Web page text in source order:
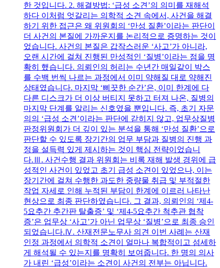
한 것입니다. 2. 해결방법: ‘급성 소견’의 의미를 재해석
하다 이처럼 엇갈리는 의학적 소견 속에서, 사건을 해결
하기 위한 접근은 왜 위원회의 ‘만성 질환’이라는 판단이
더 사건의 본질에 가까운지를 논리적으로 증명하는 것이
었습니다. 사건의 본질은 갑작스러운 ‘사고’가 아니라,
오랜 시간에 걸쳐 진행된 만성적인 ‘질병’이라는 점을 명
확히 했습니다. 의뢰인의 허리는 수년간 매일같이 박스
를 수백 번씩 나르는 과정에서 이미 약해질 대로 약해진
상태였습니다. 마지막 ‘삐끗한 순간’은, 이미 한계에 다
다른 디스크가 더 이상 버티지 못하고 터져 나온, 질병의
마지막 단계를 알리는 신호였을 뿐입니다. 즉, 초기 자문
의의 ‘급성 소견’이라는 판단에 갇히지 않고, 업무상질병
판정위원회가 더 깊이 있는 분석을 통해 ‘만성 질환’으로
판단할 수 있도록 장기간의 업무 부담과 질병의 진행 과
정을 설득력 있게 제시하는 것이 핵심 전략이었습니
다.Ⅲ. 사건수행 결과 위원회는 비록 재해 발생 경위에 급
성적인 사건이 있었고 초기 급성 소견이 있었으나, 이는
장기간에 걸쳐 수행한 과도한 중량물 취급 및 부적절한
작업 자세로 인해 누적된 부담이 한계에 이르러 나타난
현상으로 최종 판단하였습니다. 그 결과, 의뢰인의 ‘제4-
5요추간 추간판 탈출증’ 및 ‘제4-5요추간 척추관 협착
증’은 업무상 ‘사고’가 아닌 업무상 ‘질병’으로 최종 승인
되었습니다.Ⅳ. 산재전문노무사 의견 이번 사례는 산재
인정 과정에서 의학적 소견이 얼마나 복합적이고 섬세하
게 해석될 수 있는지를 명확히 보여줍니다. 한 명의 의사
가 내린 ‘급성’이라는 소견이 사건의 전부는 아닙니다.